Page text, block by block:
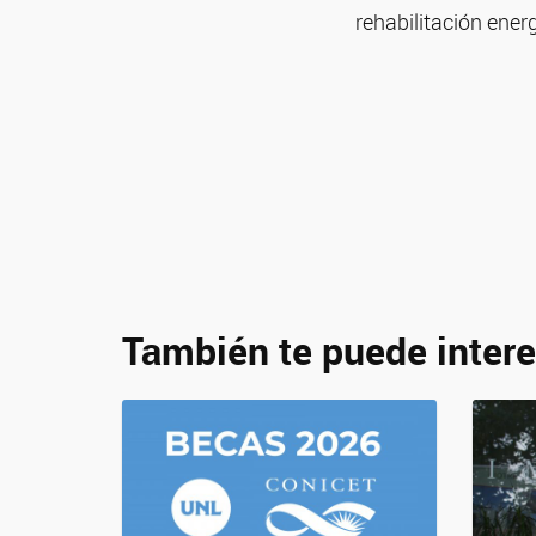
rehabilitación
También te puede